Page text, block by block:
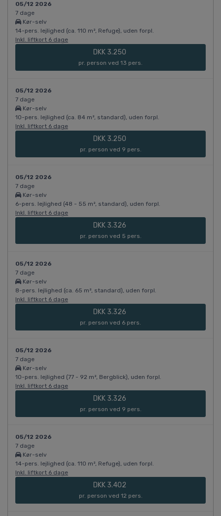
05/12 2026
7 dage
Kør-selv
14-pers. lejlighed (ca. 110 m², Refuge), uden forpl.
Inkl. liftkort 6 dage
DKK 3.250
pr. person ved 13 pers.
05/12 2026
7 dage
Kør-selv
10-pers. lejlighed (ca. 84 m², standard), uden forpl.
Inkl. liftkort 6 dage
DKK 3.250
pr. person ved 9 pers.
05/12 2026
7 dage
Kør-selv
6-pers. lejlighed (48 - 55 m², standard), uden forpl.
Inkl. liftkort 6 dage
DKK 3.326
pr. person ved 5 pers.
05/12 2026
7 dage
Kør-selv
8-pers. lejlighed (ca. 65 m², standard), uden forpl.
Inkl. liftkort 6 dage
DKK 3.326
pr. person ved 6 pers.
05/12 2026
7 dage
Kør-selv
10-pers. lejlighed (77 - 92 m², Bergblick), uden forpl.
Inkl. liftkort 6 dage
DKK 3.326
pr. person ved 9 pers.
05/12 2026
7 dage
Kør-selv
14-pers. lejlighed (ca. 110 m², Refuge), uden forpl.
Inkl. liftkort 6 dage
DKK 3.402
pr. person ved 12 pers.